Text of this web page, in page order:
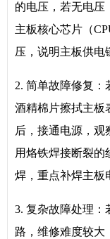
的电压，若无电压
主板核心芯片（
压，说明主板供电
2. 简单故障修复：
酒精棉片擦拭主板
后，接通电源，观
用烙铁焊接断裂的
焊，重点补焊主板
3. 复杂故障处理：
路，维修难度较大